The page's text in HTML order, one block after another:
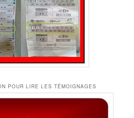
POUR LIRE LES TÉMOIGNAGES